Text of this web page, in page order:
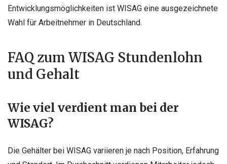
Entwicklungsmöglichkeiten ist WISAG eine ausgezeichnete
Wahl für Arbeitnehmer in Deutschland.
FAQ zum WISAG Stundenlohn
und Gehalt
Wie viel verdient man bei der
WISAG?
Die Gehälter bei WISAG variieren je nach Position, Erfahrung